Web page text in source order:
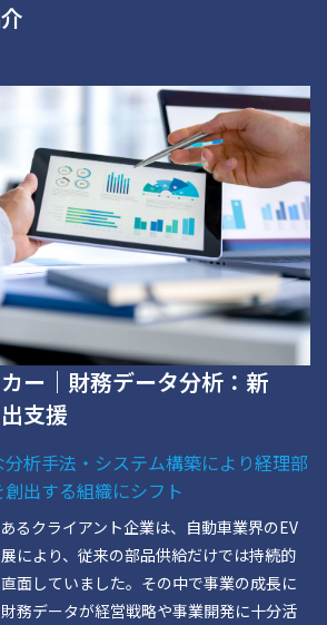
ー｜財務データ分析：新
支援
析手法・システム構築により経理部
出する組織にシフト
るクライアント企業は、自動車業界のEV
により、従来の部品供給だけでは持続的
面していました。その中で事業の成長に
務データが経営戦略や事業開発に十分活